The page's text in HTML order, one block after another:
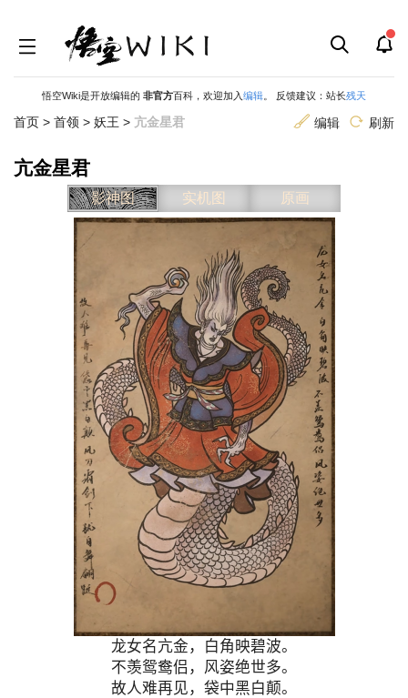
悟空Wiki是开放编辑的 非官方百科，欢迎加入编辑 。 反馈建议：站长残天
首页 > 首领 > 妖王 > 亢金星君 编辑 刷新
亢金星君
影神图 实机图 原画
龙女名亢金，白角映碧波。
不羡鸳鸯侣，风姿绝世多。
故人难再见，袋中黑白颠。